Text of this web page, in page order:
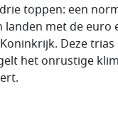
toppen: een
landen met de euro
Deze
het onrustige